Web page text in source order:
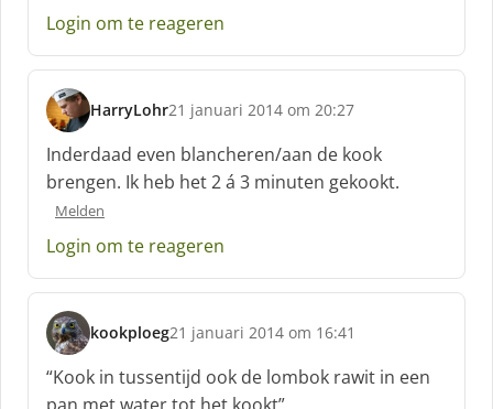
Login om te reageren
HarryLohr
s
c
h
r
e
:
21 januari 2014 om 20:27
Inderdaad even blancheren/aan de kook
brengen. Ik heb het 2 á 3 minuten gekookt.
Melden
Login om te reageren
kookploeg
s
c
h
21 januari 2014 om 16:41
“Kook in tussentijd ook de lombok rawit in een